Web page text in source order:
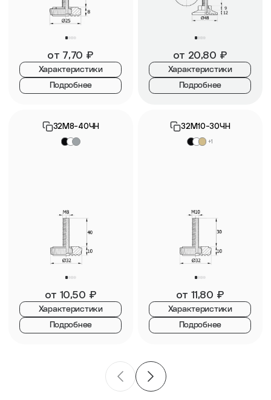
от 7,70 ₽
Характеристики
Подробнее
от 20,80 ₽
Характеристики
Подробнее
32М8-40ЧН
от 10,50 ₽
Характеристики
Подробнее
32М10-30ЧН
+1
от 11,80 ₽
Характеристики
Подробнее